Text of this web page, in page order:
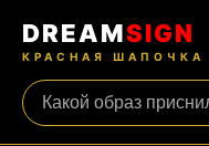
DREAMSIGN
КРАСНАЯ ШАПОЧКА